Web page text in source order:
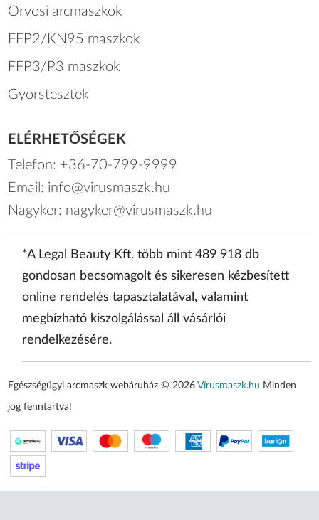
Orvosi arcmaszkok
FFP2/KN95 maszkok
FFP3/P3 maszkok
Gyorstesztek
ELÉRHETŐSÉGEK
Telefon: +36-70-799-9999
Email: info@virusmaszk.hu
Nagyker: nagyker@virusmaszk.hu
*A Legal Beauty Kft. több mint 489 918 db
gondosan becsomagolt és sikeresen kézbesített
online rendelés tapasztalatával, valamint
megbízható kiszolgálással áll vásárlói
rendelkezésére.
Egészségügyi arcmaszk webáruház © 2026Vírusmaszk.hu Minden
jog fenntartva!